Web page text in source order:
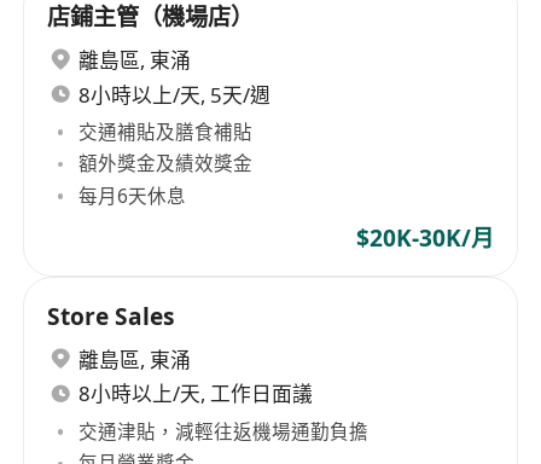
店鋪主管（機場店）
離島區, 東涌
8小時以上/天, 5天/週
交通補貼及膳食補貼
額外獎金及績效獎金
每月6天休息
$20K-30K/月
Store Sales
離島區, 東涌
8小時以上/天, 工作日面議
交通津貼，減輕往返機場通勤負擔